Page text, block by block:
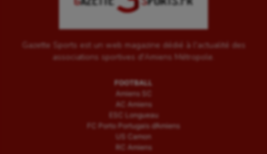
Gazette Sports est un web magazine dédié à l'actualité des
associations sportives d'Amiens Métropole.
FOOTBALL
Amiens SC
AC Amiens
ESC Longueau
FC Porto Portugais d’Amiens
US Camon
RC Amiens